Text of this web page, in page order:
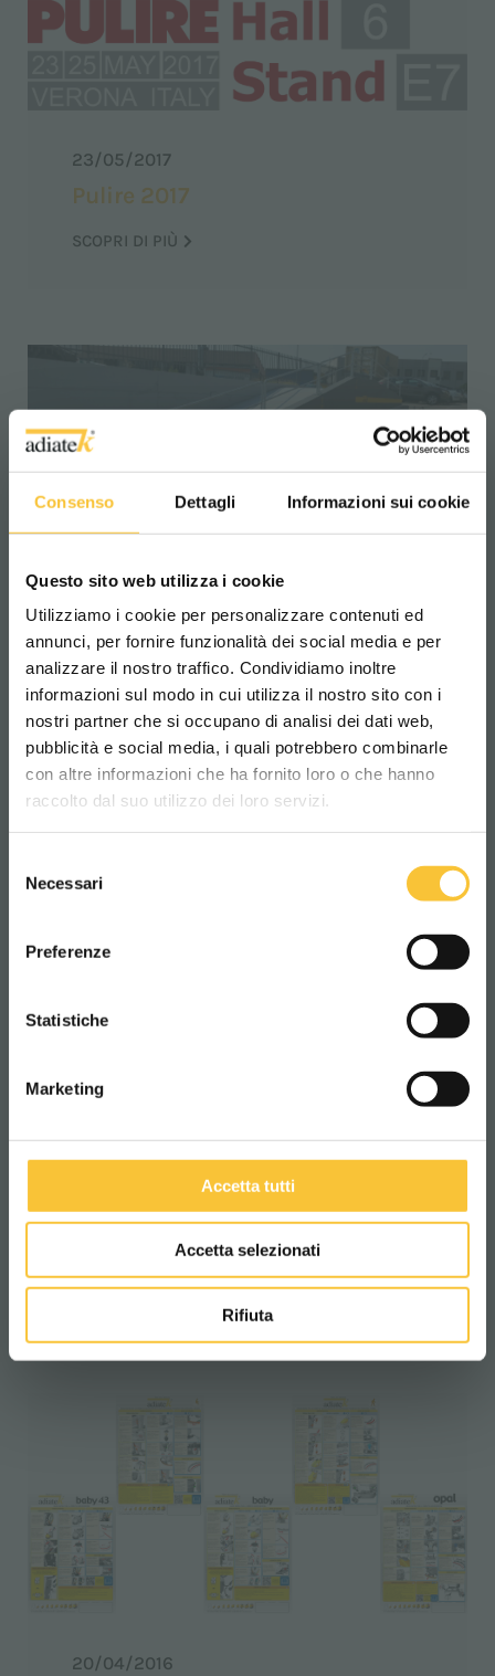
Consenso Dettagli Informazioni sui cookie
Questo sito web utilizza i cookie
Utilizziamo i cookie per personalizzare contenuti ed
annunci, per fornire funzionalità dei social media e per
analizzare il nostro traffico. Condividiamo inoltre
informazioni sul modo in cui utilizza il nostro sito con i
nostri partner che si occupano di analisi dei dati web,
pubblicità e social media, i quali potrebbero combinarle
con altre informazioni che ha fornito loro o che hanno
raccolto dal suo utilizzo dei loro servizi.
delNecessari
Preferenze
Statistiche
Marketing
Accetta tutti
Accetta selezionati
Rifiuta
23/05/2017
Pulire 2017
SCOPRI DI PIÙ
15/09/2016
Terminada la rampa de prueba
en subida con pendiente 20%
Terminada la rampa con una pendiente del
20% para la prueba de subida de nuestras
máquinas.
SCOPRI DI PIÙ
Uso y mantenimiento
Ahora es posible visualizar y descargar los
manuales de uso y mantenimiento de
nuestras fregadoras de suelos.
Se encuentran en la ficha de producto en
"Uso y mantenimiento".
20/04/2016
Scegli il paese in cui ti trovi e la tua
lingua per una migliore esperienza di
navigazione